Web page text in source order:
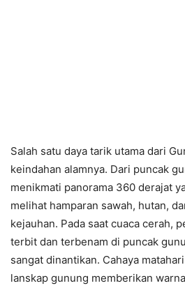
Salah satu daya tarik utama dari
keindahan alamnya. Dari puncak
menikmati panorama 360 derajat
melihat hamparan sawah, hutan,
kejauhan. Pada saat cuaca cerah,
terbit dan terbenam di puncak
sangat dinantikan. Cahaya
lanskap gunung memberikan